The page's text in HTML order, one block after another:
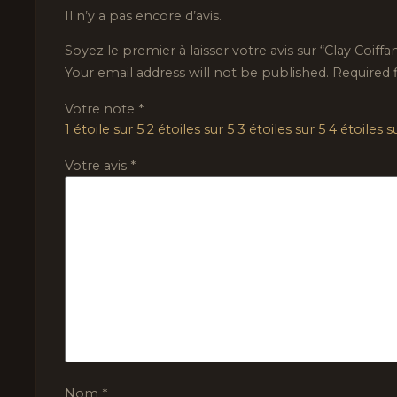
Il n’y a pas encore d’avis.
Soyez le premier à laisser votre avis sur “Clay
Your email address will not be published. Required
Votre note *
1 étoile sur 5 2 étoiles sur 5 3 étoiles sur 5 4 étoiles
Votre avis *
Nom *